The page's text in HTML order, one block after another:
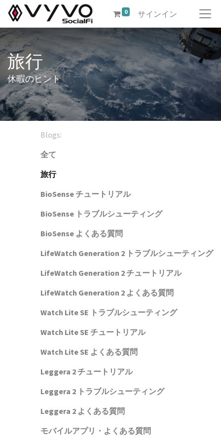
0 サインイン
旅行
休暇のヒント
Blogs:
全て
旅行
BioSense チュートリアル
BioSense トラブルシューティング
BioSense よくある質問
LifeWatch Generation 2 トラブルシューティング
LifeWatch Generation 2 チュートリアル
LifeWatch Generation 2 よくある質問
Watch Lite SE トラブルシューティング
Watch Lite SE チュートリアル
Watch Lite SE よくある質問
Leggera 2 チュートリアル
Leggera 2 トラブルシューティング
Leggera 2 よくある質問
モバイルアプリ・よくある質問